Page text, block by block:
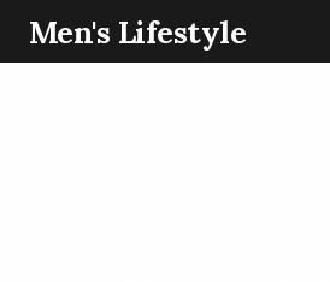
Men's Lifestyle